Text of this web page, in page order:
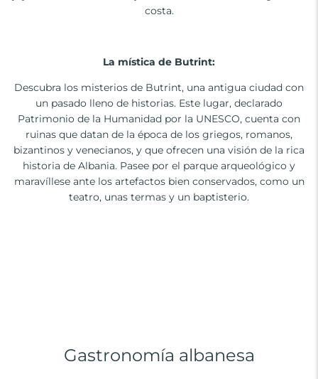
costa.
La mística de Butrint:
Descubra los misterios de Butrint, una antigua ciudad con
un pasado lleno de historias. Este lugar, declarado
Patrimonio de la Humanidad por la UNESCO, cuenta con
ruinas que datan de la época de los griegos, romanos,
bizantinos y venecianos, y que ofrecen una visión de la rica
historia de Albania. Pasee por el parque arqueológico y
maravíllese ante los artefactos bien conservados, como un
teatro, unas termas y un baptisterio.
Gastronomía albanesa